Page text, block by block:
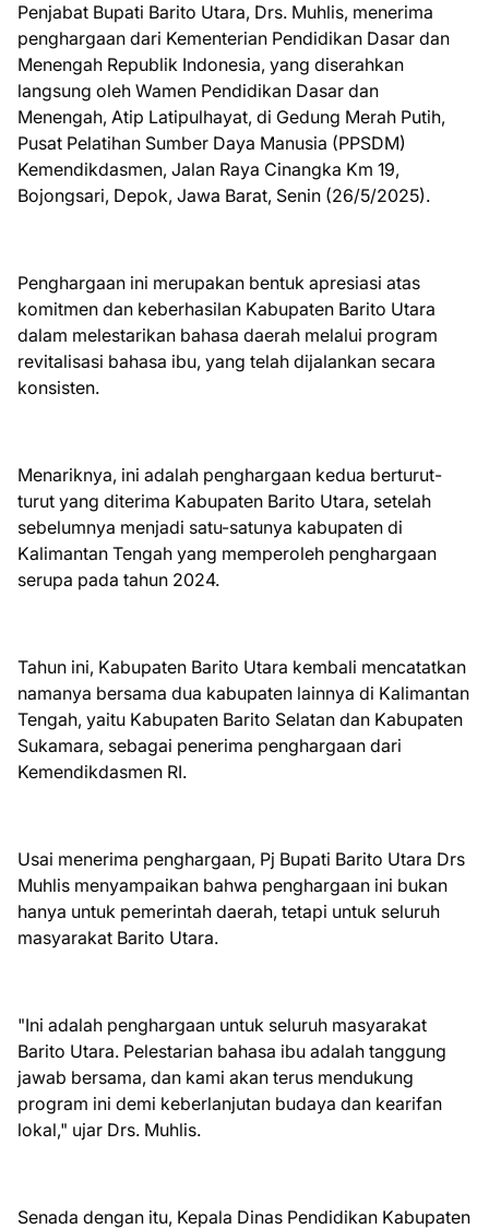
Penjabat Bupati Barito Utara, Drs. Muhlis, menerima
penghargaan dari Kementerian Pendidikan Dasar dan
Menengah Republik Indonesia, yang diserahkan
langsung oleh Wamen Pendidikan Dasar dan
Menengah, Atip Latipulhayat, di Gedung Merah Putih,
Pusat Pelatihan Sumber Daya Manusia (PPSDM)
Kemendikdasmen, Jalan Raya Cinangka Km 19,
Bojongsari, Depok, Jawa Barat, Senin (26/5/2025).
Penghargaan ini merupakan bentuk apresiasi atas
komitmen dan keberhasilan Kabupaten Barito Utara
dalam melestarikan bahasa daerah melalui program
revitalisasi bahasa ibu, yang telah dijalankan secara
konsisten.
Menariknya, ini adalah penghargaan kedua berturut-
turut yang diterima Kabupaten Barito Utara, setelah
sebelumnya menjadi satu-satunya kabupaten di
Kalimantan Tengah yang memperoleh penghargaan
serupa pada tahun 2024.
Tahun ini, Kabupaten Barito Utara kembali mencatatkan
namanya bersama dua kabupaten lainnya di Kalimantan
Tengah, yaitu Kabupaten Barito Selatan dan Kabupaten
Sukamara, sebagai penerima penghargaan dari
Kemendikdasmen RI.
Usai menerima penghargaan, Pj Bupati Barito Utara Drs
Muhlis menyampaikan bahwa penghargaan ini bukan
hanya untuk pemerintah daerah, tetapi untuk seluruh
masyarakat Barito Utara.
"Ini adalah penghargaan untuk seluruh masyarakat
Barito Utara. Pelestarian bahasa ibu adalah tanggung
jawab bersama, dan kami akan terus mendukung
program ini demi keberlanjutan budaya dan kearifan
lokal," ujar Drs. Muhlis.
Senada dengan itu, Kepala Dinas Pendidikan Kabupaten